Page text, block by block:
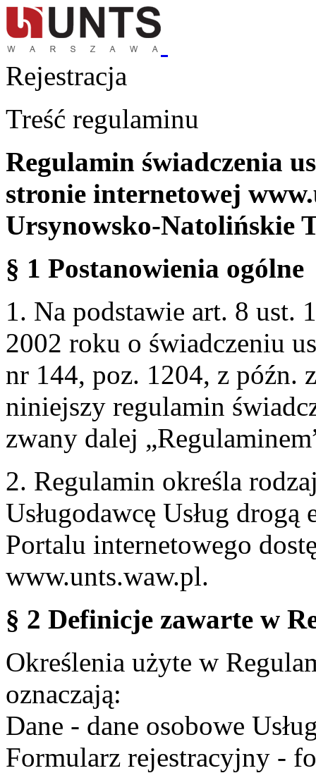
Rejestracja
Treść regulaminu
Regulamin świadczenia
stronie internetowej
Ursynowsko-Natolińskie
§ 1 Postanowienia ogólne
1. Na podstawie art. 8 ust.
2002 roku o świadczeniu
nr 144, poz. 1204, z późn.
niniejszy regulamin
zwany dalej
2. Regulamin określa
Usługodawcę Usług
Portalu internetowego
www.unts.waw.pl.
§ 2 Definicje zawarte w
Określenia użyte w
oznaczają:
Dane - dane osobowe
Formularz rejestracyjny -